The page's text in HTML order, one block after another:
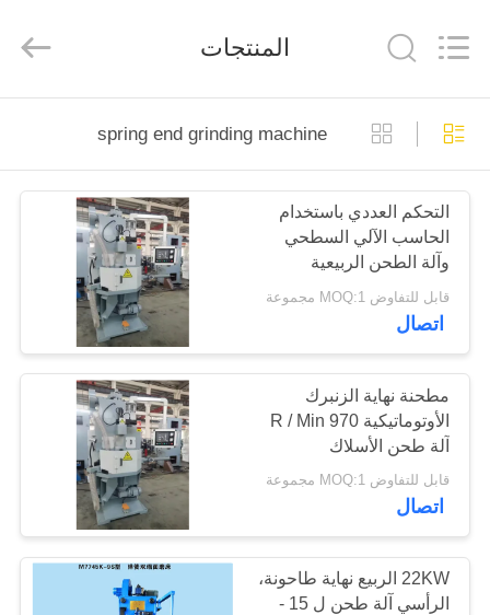
الصفحة
الرئيسية
منتجات
معلومات
جولة
في
المعمل
مراقبة
الجودة
Spring
Ltd.
Rights
Reserved.
المنتجات
spring end grinding machine
التحكم العددي باستخدام
الحاسب الآلي السطحي
وآلة الطحن الربيعية
قابل للتفاوض MOQ:1 مجموعة
اتصال
مطحنة نهاية الزنبرك
الأوتوماتيكية 970 R / Min
آلة طحن الأسلاك
قابل للتفاوض MOQ:1 مجموعة
اتصال
22KW الربيع نهاية طاحونة،
الرأسي آلة طحن ل 15 -